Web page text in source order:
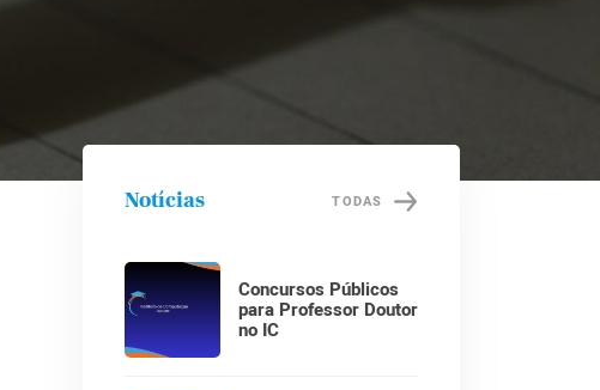
Notícias TODAS
Concursos Públicos
para Professor Doutor
no IC